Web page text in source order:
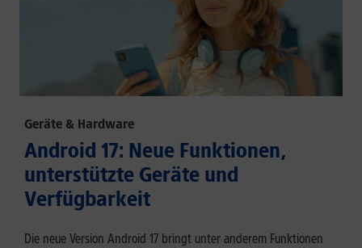
Geräte & Hardware
Android 17: Neue Funktionen,
unterstützte Geräte und
Verfügbarkeit
Die neue Version Android 17 bringt unter anderem Funktionen